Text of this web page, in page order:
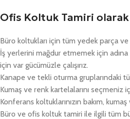
Ofis Koltuk Tamiri
Büro koltukları için tüm yedek parça
İş yerlerini mağdur etmemek için
için var gücümüzle çalışırız.
Kanape ve tekli oturma gruplarındaki
Kumaş ve renk kartelalarını seçmeniz
Konferans koltuklarınızın bakım,
Büro ve ofis koltuk tamiri ile ilgili tüm